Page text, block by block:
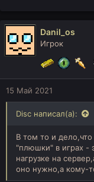
Danil_os
Игрок
15 Май 2021
Disc написал(а):
В том то и
"плюшки" в играх -
нагрузке на
оно нужно,а кому-